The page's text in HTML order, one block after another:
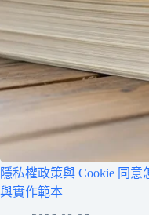
隱私權政策與 Cookie 同
與實作範本